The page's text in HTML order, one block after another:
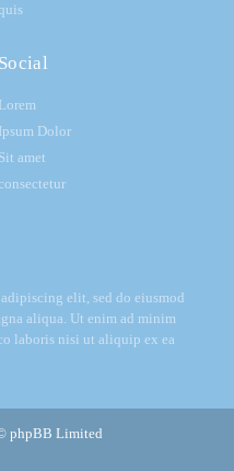
Social
Lorem
Ipsum Dolor
Sit amet
elit, sed do eiusmod
aliqua. Ut enim ad minim
laboris nisi ut aliquip ex ea
phpBB Limited